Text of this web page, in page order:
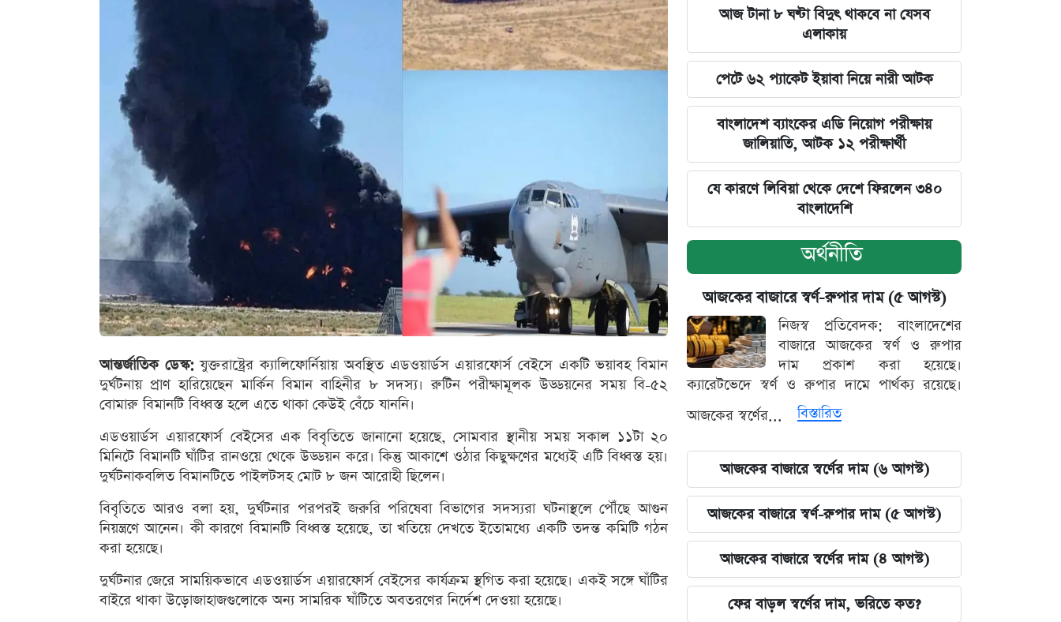
আন্তর্জাতিক ডেস্ক:যুক্তরাষ্ট্রের ক্যালিফোর্নিয়ায় অবস্থিত এডওয়ার্ডস এয়ারফোর্স বেইসে একটি ভয়াবহ বিমান
দুর্ঘটনায় প্রাণ হারিয়েছেন মার্কিন বিমান বাহিনীর ৮ সদস্য। রুটিন পরীক্ষামূলক উড্ডয়নের সময় বি-৫২
বোমারু বিমানটি বিধ্বস্ত হলে এতে থাকা কেউই বেঁচে যাননি।
এডওয়ার্ডস এয়ারফোর্স বেইসের এক বিবৃতিতে জানানো হয়েছে, সোমবার স্থানীয় সময় সকাল ১১টা ২০
মিনিটে বিমানটি ঘাঁটির রানওয়ে থেকে উড্ডয়ন করে। কিন্তু আকাশে ওঠার কিছুক্ষণের মধ্যেই এটি বিধ্বস্ত হয়।
দুর্ঘটনাকবলিত বিমানটিতে পাইলটসহ মোট ৮ জন আরোহী ছিলেন।
বিবৃতিতে আরও বলা হয়, দুর্ঘটনার পরপরই জরুরি পরিষেবা বিভাগের সদস্যরা ঘটনাস্থলে পৌঁছে আগুন
নিয়ন্ত্রণে আনেন। কী কারণে বিমানটি বিধ্বস্ত হয়েছে, তা খতিয়ে দেখতে ইতোমধ্যে একটি তদন্ত কমিটি গঠন
করা হয়েছে।
দুর্ঘটনার জেরে সাময়িকভাবে এডওয়ার্ডস এয়ারফোর্স বেইসের কার্যক্রম স্থগিত করা হয়েছে। একই সঙ্গে ঘাঁটির
বাইরে থাকা উড়োজাহাজগুলোকে অন্য সামরিক ঘাঁটিতে অবতরণের নির্দেশ দেওয়া হয়েছে।
আজ টানা ৮ ঘণ্টা বিদুৎ থাকবে না যেসব
এলাকায়
পেটে ৬২ প্যাকেট ইয়াবা নিয়ে নারী আটক
বাংলাদেশ ব্যাংকের এডি নিয়োগ পরীক্ষায়
জালিয়াতি, আটক ১২ পরীক্ষার্থী
যে কারণে লিবিয়া থেকে দেশে ফিরলেন ৩৪০
বাংলাদেশি
অর্থনীতি
আজকের বাজারে স্বর্ণ-রুপার দাম (৫ আগস্ট)
নিজস্ব প্রতিবেদক: বাংলাদেশের
বাজারে আজকের স্বর্ণ ও রুপার
দাম প্রকাশ করা হয়েছে।
ক্যারেটভেদে স্বর্ণ ও রুপার দামে পার্থক্য রয়েছে।
আজকের স্বর্ণের...
বিস্তারিত
আজকের বাজারে স্বর্ণের দাম (৬ আগস্ট)
আজকের বাজারে স্বর্ণ-রুপার দাম (৫ আগস্ট)
আজকের বাজারে স্বর্ণের দাম (৪ আগস্ট)
ফের বাড়ল স্বর্ণের দাম, ভরিতে কত?